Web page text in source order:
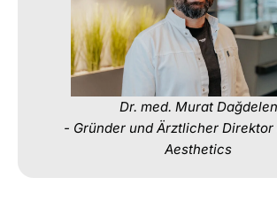
Dr. med. Murat Dağdelen
- Gründer und Ärztlicher Direktor
Aesthetics